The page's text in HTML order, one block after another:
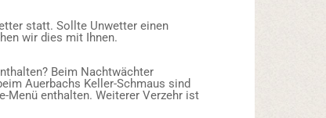
statt. Sollte Unwetter einen
wir dies mit Ihnen.
Beim Nachtwächter
Auerbachs Keller-Schmaus sind
Menü enthalten. Weiterer Verzehr ist